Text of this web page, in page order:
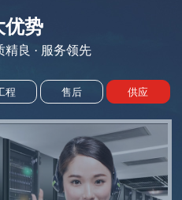
优势
精良 · 服务领先
程 售后 供应